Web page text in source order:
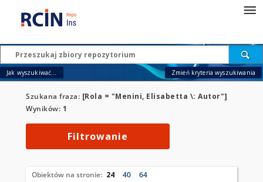
Jak wyszukiwać... Zmień kryteria wyszukiwania
Szukana fraza: [Rola = "Menini, Elisabetta \: Autor"]
Wyników: 1
Filtrowanie
Obiektów na stronie: 24 40
64